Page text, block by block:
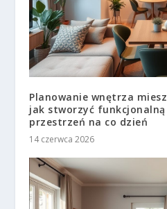
Planowanie wnętrza
jak stworzyć
przestrzeń na co dzień
14 czerwca 2026